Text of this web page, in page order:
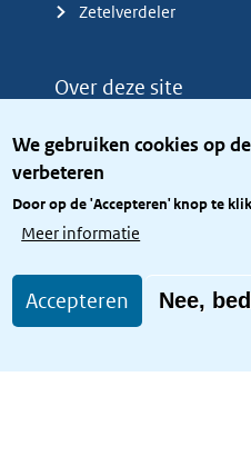
We gebruiken cookies op
verbeteren
Door op de 'Accepteren' knop te
Meer informatie
Accepteren Nee,
Zetelverdeler
Over deze site
Privacy
Toegang site openbaar
Toegankelijkheid